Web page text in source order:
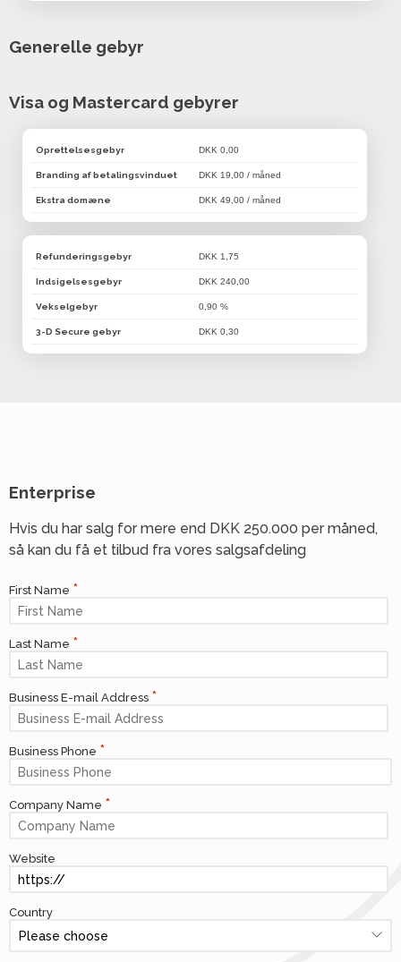
Generelle gebyr
Visa og Mastercard gebyrer
Oprettelsesgebyr DKK 0,00
Branding af betalingsvinduet DKK 19,00 / måned
Ekstra domæne DKK 49,00 / måned
Refunderingsgebyr DKK 1,75
Indsigelsesgebyr DKK 240,00
Vekselgebyr 0,90 %
3-D Secure gebyr DKK 0,30
Enterprise
Hvis du har salg for mere end DKK 250.000 per måned,
så kan du få et tilbud fra vores salgsafdeling
First Name
Last Name
Business E-mail Address
Business Phone
Company Name
Website
Country